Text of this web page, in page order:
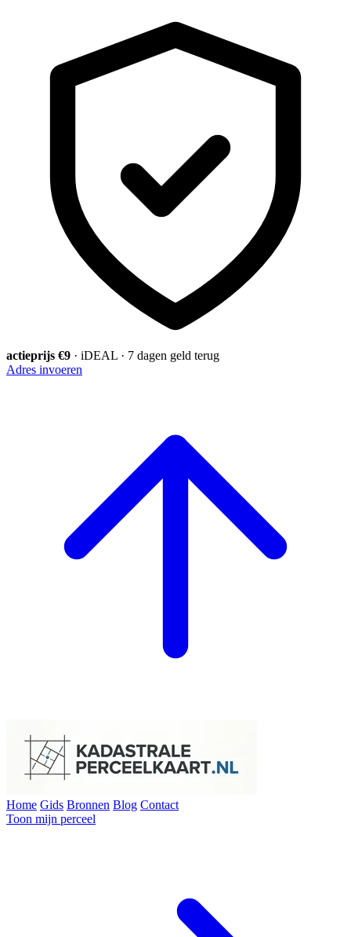
actieprijs €9 · iDEAL · 7 dagen geld terug
Adres invoeren
Home Gids Bronnen Blog Contact
Toon mijn perceel